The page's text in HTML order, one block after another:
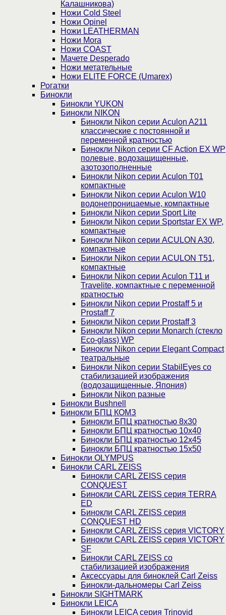
Калашникова)
Ножи Cold Steel
Ножи Opinel
Ножи LEATHERMAN
Ножи Mora
Ножи COAST
Мачете Desperado
Ножи метательные
Ножи ELITE FORCE (Umarex)
Рогатки
Бинокли
Бинокли YUKON
Бинокли NIKON
Бинокли Nikon серии Aculon A211
классические с постоянной и
переменной кратностью
Бинокли Nikon серии СF Action EX WP
полевые, водозащищенные,
азотозополненные
Бинокли Nikon серии Aculon T01
компактные
Бинокли Nikon серии Aculon W10
водонепроницаемые, компактные
Бинокли Nikon серии Sport Lite
Бинокли Nikon серии Sportstar EX WP,
компактные
Бинокли Nikon серии ACULON A30,
компактные
Бинокли Nikon серии ACULON Т51,
компактные
Бинокли Nikon серии Aculon T11 и
Travelite, компактные с переменной
кратностью
Бинокли Nikon серии Prostaff 5 и
Prostaff 7
Бинокли Nikon серии Prostaff 3
Бинокли Nikon серии Monarch (стекло
Eco-glass) WP
Бинокли Nikon серии Elegant Compact
театральные
Бинокли Nikon серии StabilEyes со
стабилизацией изображения
(водозащищенные, Япония)
Бинокли Nikon разные
Бинокли Bushnell
Бинокли БПЦ КОМЗ
Бинокли БПЦ кратностью 8х30
Бинокли БПЦ кратностью 10х40
Бинокли БПЦ кратностью 12х45
Бинокли БПЦ кратностью 15х50
Бинокли OLYMPUS
Бинокли CARL ZEISS
Бинокли CARL ZEISS серия
CONQUEST
Бинокли CARL ZEISS серия TERRA
ED
Бинокли CARL ZEISS серия
CONQUEST HD
Бинокли CARL ZEISS серия VICTORY
Бинокли CARL ZEISS серия VICTORY
SF
Бинокли CARL ZEISS со
стабилизацией изображения
Аксессуары для биноклей Carl Zeiss
Бинокли-дальномеры Carl Zeiss
Бинокли SIGHTMARK
Бинокли LEICA
Бинокли LEICA серия Trinovid